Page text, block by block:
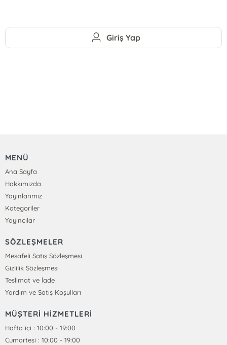
Giriş Yap
MENÜ
Ana Sayfa
Hakkımızda
Yayınlarımız
Kategoriler
Yayıncılar
SÖZLEŞMELER
Mesafeli Satış Sözleşmesi
Gizlilik Sözleşmesi
Teslimat ve İade
Yardım ve Satış Koşulları
MÜŞTERİ HİZMETLERİ
Hafta içi : 10:00 - 19:00
Cumartesi : 10:00 - 19:00